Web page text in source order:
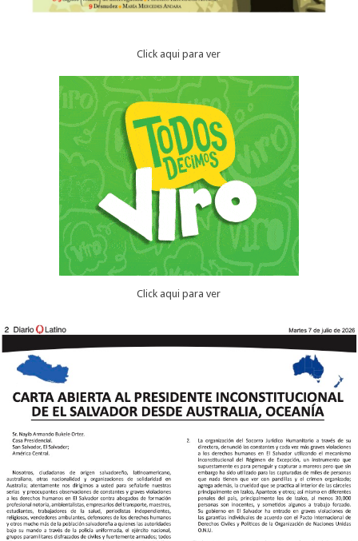
Click aqui para ver
Click aqui para ver